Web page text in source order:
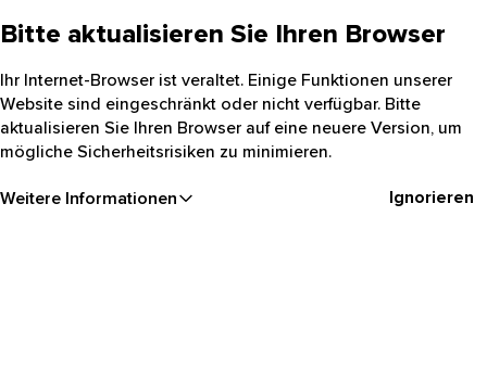
Bitte aktualisieren Sie Ihren Browser
Ihr Internet-Browser ist veraltet. Einige Funktionen unserer
Website sind eingeschränkt oder nicht verfügbar. Bitte
aktualisieren Sie Ihren Browser auf eine neuere Version, um
mögliche Sicherheitsrisiken zu minimieren.
Weitere Informationen Ignorieren